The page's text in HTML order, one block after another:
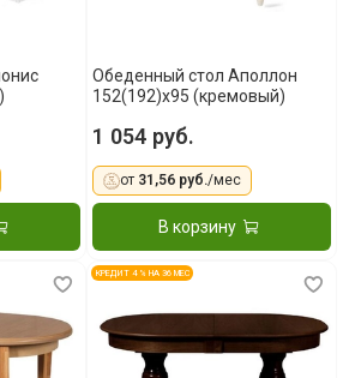
Обеденный стол Аполлон
152(192)x95 (кремовый)
1 054 руб.
от 31,56 руб./мес
В корзину
КРЕДИТ 4 % НА 36 МЕС